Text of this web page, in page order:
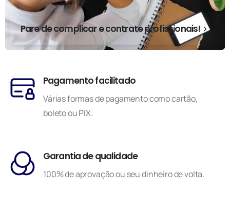
Pare de complicar e contrate profissionais!
Pagamento facilitado
Várias formas de pagamento como cartão,
boleto ou PIX.
Garantia de qualidade
100% de aprovação ou seu dinheiro de volta.